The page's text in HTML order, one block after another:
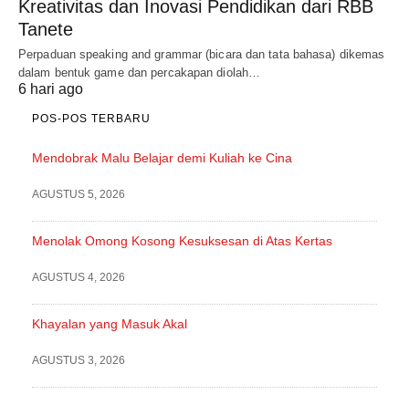
Kreativitas dan Inovasi Pendidikan dari RBB
Tanete
Perpaduan speaking and grammar (bicara dan tata bahasa) dikemas
dalam bentuk game dan percakapan diolah…
6 hari ago
POS-POS TERBARU
Mendobrak Malu Belajar demi Kuliah ke Cina
AGUSTUS 5, 2026
Menolak Omong Kosong Kesuksesan di Atas Kertas
AGUSTUS 4, 2026
Khayalan yang Masuk Akal
AGUSTUS 3, 2026